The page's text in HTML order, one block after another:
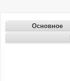
Основное